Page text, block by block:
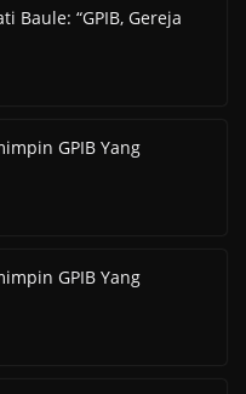
Baule: “GPIB, Gereja
GPIB Yang
GPIB Yang